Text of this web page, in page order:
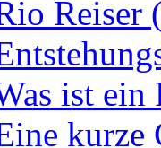
Reiser
ist ein
kurze